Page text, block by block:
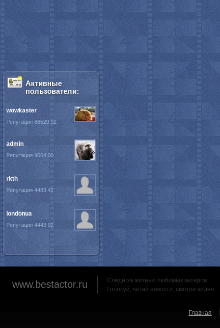
Активные
пользователи:
wowkaster
Репутация 86529.92
admin
Репутация 9064.00
rkth
Репутация 4483.42
londonua
Репутация 4443.92
www.bestactor.ru
Следи за жизнью любимых актеров
Голосуй, читай новости, смотри видео
Главная